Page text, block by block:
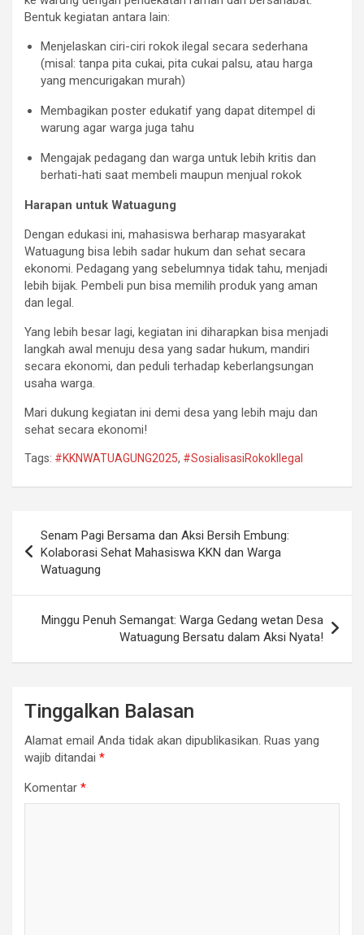
Bentuk kegiatan antara lain:
Menjelaskan ciri-ciri rokok ilegal secara sederhana
(misal: tanpa pita cukai, pita cukai palsu, atau harga
yang mencurigakan murah)
Membagikan poster edukatif yang dapat ditempel di
warung agar warga juga tahu
Mengajak pedagang dan warga untuk lebih kritis dan
berhati-hati saat membeli maupun menjual rokok
Harapan untuk Watuagung
Dengan edukasi ini, mahasiswa berharap masyarakat
Watuagung bisa lebih sadar hukum dan sehat secara
ekonomi. Pedagang yang sebelumnya tidak tahu, menjadi
lebih bijak. Pembeli pun bisa memilih produk yang aman
dan legal.
Yang lebih besar lagi, kegiatan ini diharapkan bisa menjadi
langkah awal menuju desa yang sadar hukum, mandiri
secara ekonomi, dan peduli terhadap keberlangsungan
usaha warga.
Mari dukung kegiatan ini demi desa yang lebih maju dan
sehat secara ekonomi!
Tags: #KKNWATUAGUNG2025, #SosialisasiRokokIlegal
pos
Senam Pagi Bersama dan Aksi Bersih Embung:
Kolaborasi Sehat Mahasiswa KKN dan Warga
Watuagung
Minggu Penuh Semangat: Warga Gedang wetan Desa
Watuagung Bersatu dalam Aksi Nyata!
Tinggalkan Balasan
Alamat email Anda tidak akan dipublikasikan. Ruas yang
wajib ditandai *
Komentar *